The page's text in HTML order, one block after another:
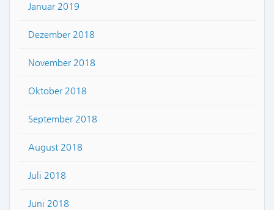
Januar 2019
Dezember 2018
November 2018
Oktober 2018
September 2018
August 2018
Juli 2018
Juni 2018